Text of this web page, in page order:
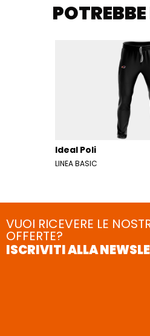
Ideal Poli
LINEA BASIC
VUOI RICEVERE LE
OFFERTE?
ISCRIVITI ALLA